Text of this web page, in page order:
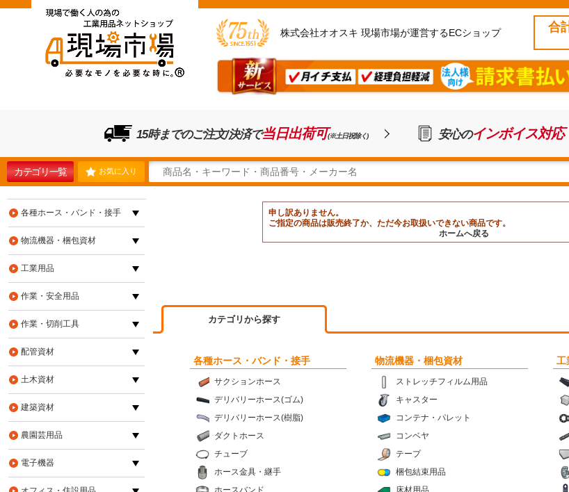
株式会社オオスキ 現場市場が運営するECショップ 合
15時までのご注文/決済で当日出荷可(※土日祝除く) 安心のインボイス対応
カテゴリ一覧 お気に入り
申し訳ありません。
ご指定の商品は販売終了か、ただ今お取扱いできない商品です。
ホームへ戻る
カテゴリから探す
各種ホース・バンド・接手
サクションホース
デリバリーホース(ゴム)
デリバリーホース(樹脂)
ダクトホース
チューブ
ホース金具・継手
ホースバンド
物流機器・梱包資材
ストレッチフィルム用品
キャスター
コンテナ・パレット
コンベヤ
テープ
梱包結束用品
床材用品
工
各種ホース・バンド・接手
物流機器・梱包資材
工業用品
作業・安全用品
作業・切削工具
配管資材
土木資材
建築資材
農園芸用品
電子機器